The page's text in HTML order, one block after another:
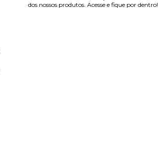
dos nossos produtos. Acesse e fique por dentro!